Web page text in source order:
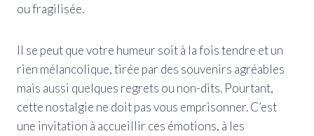
ou fragilisée.
Il se peut que votre humeur soit à la fois tendre et un
rien mélancolique, tirée par des souvenirs agréables
mais aussi quelques regrets ou non-dits. Pourtant,
cette nostalgie ne doit pas vous emprisonner. C’est
une invitation à accueillir ces émotions, à les